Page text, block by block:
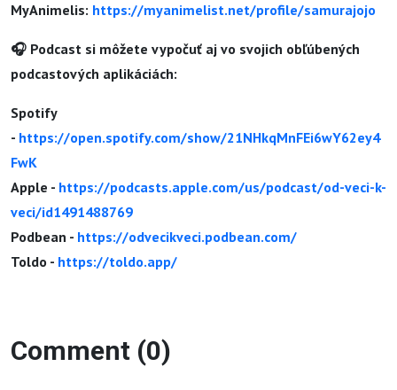
MyAnimelis: https://myanimelist.net/profile/samurajojo
🎧 Podcast si môžete vypočuť aj vo svojich obľúbených
podcastových aplikáciách:
Spotify
- https://open.spotify.com/show/21NHkqMnFEi6wY62ey4
FwK
Apple - https://podcasts.apple.com/us/podcast/od-veci-k-
veci/id1491488769
Podbean - https://odvecikveci.podbean.com/
Toldo - https://toldo.app/
Comment (0)